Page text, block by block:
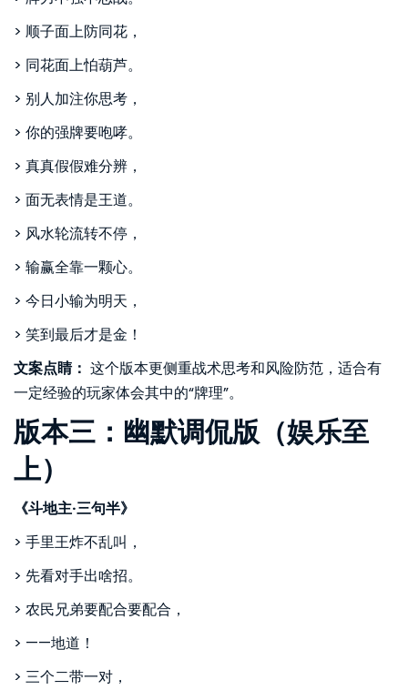
> 顺子面上防同花，
> 同花面上怕葫芦。
> 别人加注你思考，
> 你的强牌要咆哮。
> 真真假假难分辨，
> 面无表情是王道。
> 风水轮流转不停，
> 输赢全靠一颗心。
> 今日小输为明天，
> 笑到最后才是金！
文案点睛： 这个版本更侧重战术思考和风险防范，适合有
一定经验的玩家体会其中的“牌理”。
版本三：幽默调侃版（娱乐至
上）
《斗地主·三句半》
> 手里王炸不乱叫，
> 先看对手出啥招。
> 农民兄弟要配合要配合，
> ——地道！
> 三个二带一对，